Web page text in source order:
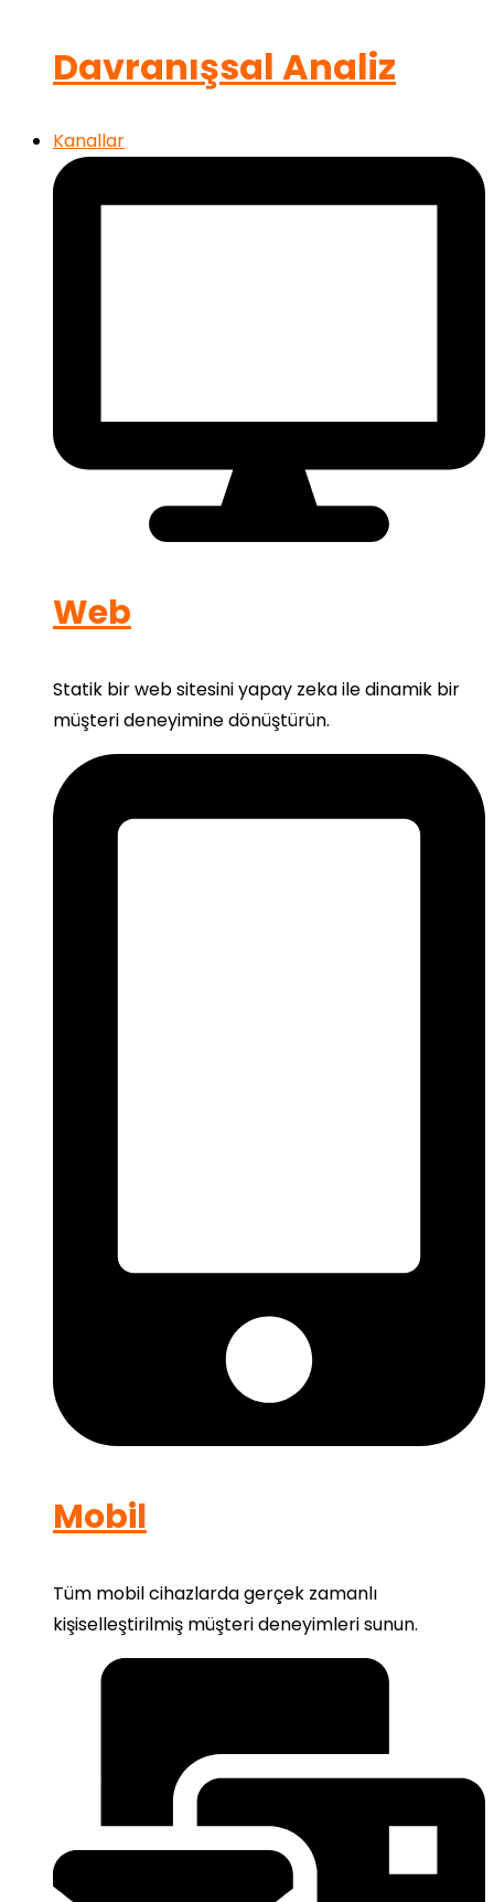
Davranışsal Analiz
Kanallar
Web
Statik bir web sitesini yapay zeka ile dinamik bir
müşteri deneyimine dönüştürün.
Mobil
Tüm mobil cihazlarda gerçek zamanlı
kişiselleştirilmiş müşteri deneyimleri sunun.